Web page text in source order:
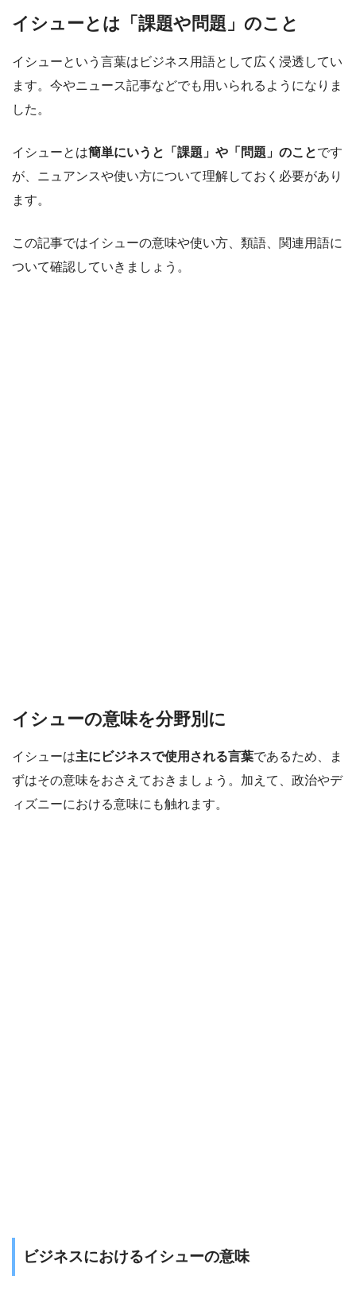
イシューとは「課題や問題」のこと
イシューという言葉はビジネス用語として広く浸透してい
ます。今やニュース記事などでも用いられるようになりま
した。
イシューとは簡単にいうと「課題」や「問題」のことです
が、ニュアンスや使い方について理解しておく必要があり
ます。
この記事ではイシューの意味や使い方、類語、関連用語に
ついて確認していきましょう。
イシューの意味を分野別に
イシューは主にビジネスで使用される言葉であるため、ま
ずはその意味をおさえておきましょう。加えて、政治やデ
ィズニーにおける意味にも触れます。
ビジネスにおけるイシューの意味